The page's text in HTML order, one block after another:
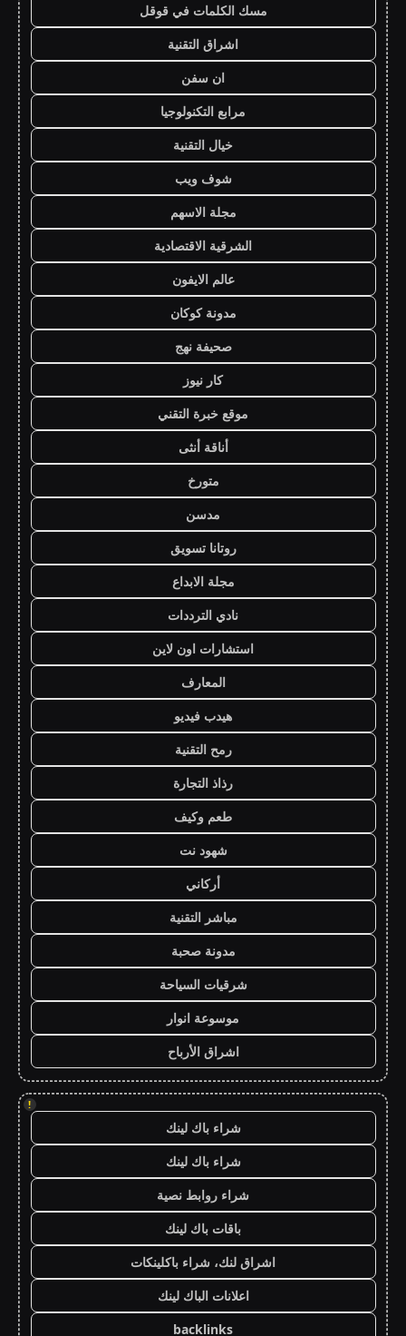
مسك الكلمات في قوقل
اشراق التقنية
ان سفن
مرابع التكنولوجيا
خيال التقنية
شوف ويب
مجلة الاسهم
الشرقية الاقتصادية
عالم الايفون
مدونة كوكان
صحيفة نهج
كار نيوز
موقع خبرة التقني
أناقة أنثى
متورخ
مدسن
روتانا تسويق
مجلة الابداع
نادي الترددات
استشارات اون لاين
المعارف
هيدب فيديو
رمح التقنية
رذاذ التجارة
طعم وكيف
شهود نت
أركاني
مباشر التقنية
مدونة صحبة
شرقيات السياحة
موسوعة انوار
اشراق الأرباح
!
شراء باك لينك
شراء باك لينك
شراء روابط نصية
باقات باك لينك
اشراق لنك، شراء باكلينكات
اعلانات الباك لينك
backlinks